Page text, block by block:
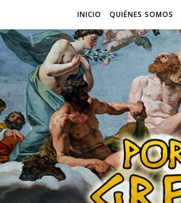
INICIO QUIÉNES SOMOS